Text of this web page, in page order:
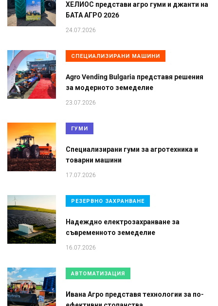
ХЕЛИОС представи агро гуми и джанти на
БАТА АГРО 2026
24.07.2026
СПЕЦИАЛИЗИРАНИ МАШИНИ
Agro Vending Bulgaria представя решения
за модерното земеделие
23.07.2026
ГУМИ
Специализирани гуми за агротехника и
товарни машини
17.07.2026
РЕЗЕРВНО ЗАХРАНВАНЕ
Надеждно електрозахранване за
съвременното земеделие
16.07.2026
АВТОМАТИЗАЦИЯ
Ивана Агро представя технологии за по-